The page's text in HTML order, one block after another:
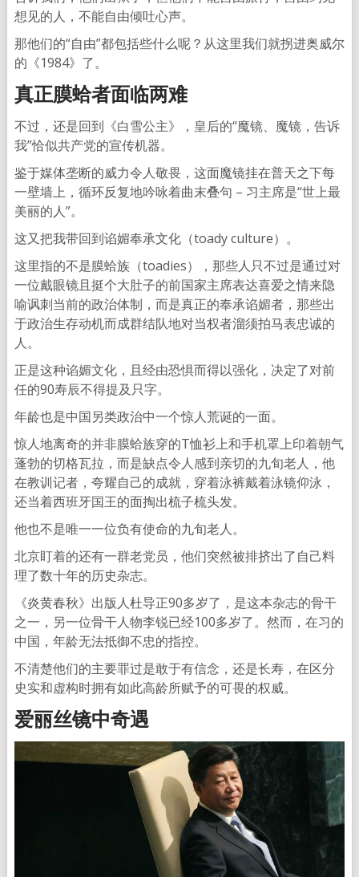
想见的人，不能自由倾吐心声。
那他们的“自由”都包括些什么呢？从这里我们就拐进奥威尔
的《1984》了。
真正膜蛤者面临两难
不过，还是回到《白雪公主》，皇后的“魔镜、魔镜，告诉
我”恰似共产党的宣传机器。
鉴于媒体垄断的威力令人敬畏，这面魔镜挂在普天之下每
一壁墙上，循环反复地吟咏着曲末叠句 – 习主席是“世上最
美丽的人”。
这又把我带回到谄媚奉承文化（toady culture）。
这里指的不是膜蛤族（toadies），那些人只不过是通过对
一位戴眼镜且挺个大肚子的前国家主席表达喜爱之情来隐
喻讽刺当前的政治体制，而是真正的奉承谄媚者，那些出
于政治生存动机而成群结队地对当权者溜须拍马表忠诚的
人。
正是这种谄媚文化，且经由恐惧而得以强化，决定了对前
任的90寿辰不得提及只字。
年龄也是中国另类政治中一个惊人荒诞的一面。
惊人地离奇的并非膜蛤族穿的T恤衫上和手机罩上印着朝气
蓬勃的切格瓦拉，而是缺点令人感到亲切的九旬老人，他
在教训记者，夸耀自己的成就，穿着泳裤戴着泳镜仰泳，
还当着西班牙国王的面掏出梳子梳头发。
他也不是唯一一位负有使命的九旬老人。
北京盯着的还有一群老党员，他们突然被排挤出了自己料
理了数十年的历史杂志。
《炎黄春秋》出版人杜导正90多岁了，是这本杂志的骨干
之一，另一位骨干人物李锐已经100多岁了。然而，在习的
中国，年龄无法抵御不忠的指控。
不清楚他们的主要罪过是敢于有信念，还是长寿，在区分
史实和虚构时拥有如此高龄所赋予的可畏的权威。
爱丽丝镜中奇遇